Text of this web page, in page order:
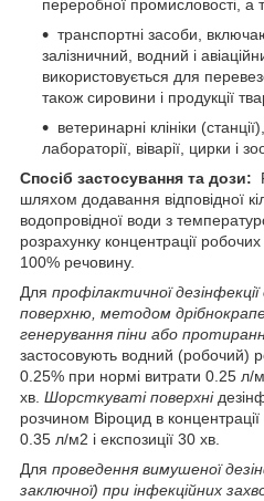
переробної промисловості, а
транспортні засоби,
залізничний, водний і
використовується для
також сировини і продукції
ветеринарні клініки
лабораторії, віварії, цирки і
Спосіб застосування та дози:
шляхом додавання відповідної
водопровідної води з
розрахунку концентрації
100% речовину.
Для профілактичної
поверхню, методом
генерування піни або
застосовують водний (робочий)
0.25% при нормі витрати 0.25 л/м
хв. Шорсткуваті поверхні
розчином Віроцид в
0.35 л/м2 і експозиції 30 хв.
Для проведення вимушеної
заключної) при інфекційних